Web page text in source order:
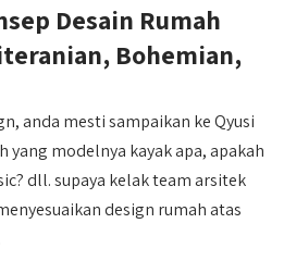
Desain Rumah
Bohemian,
anda mesti sampaikan ke Qyusi
yang modelnya kayak apa, apakah
dll. supaya kelak team arsitek
design rumah atas